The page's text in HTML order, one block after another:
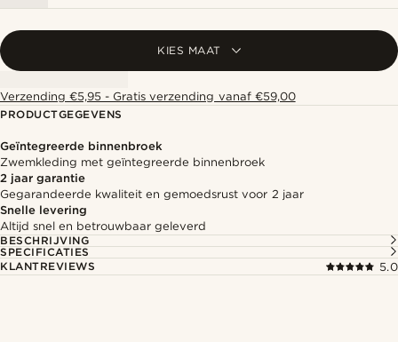
KIES MAAT
Verzending €5,95 - Gratis verzending vanaf €59,00
PRODUCTGEGEVENS
Geïntegreerde binnenbroek
Zwemkleding met geïntegreerde binnenbroek
2 jaar garantie
Gegarandeerde kwaliteit en gemoedsrust voor 2 jaar
Snelle levering
Altijd snel en betrouwbaar geleverd
BESCHRIJVING
SPECIFICATIES
KLANTREVIEWS
5.0